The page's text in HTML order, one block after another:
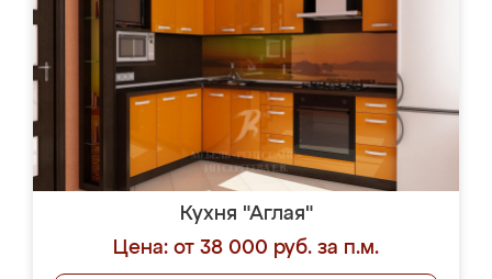
Кухня "Аглая"
Цена: от 38 000 руб. за п.м.